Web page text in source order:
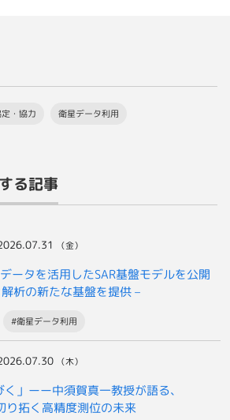
・協力 衛星データ利用
る記事
（金）
ータを活用したSAR基盤モデルを公開
析の新たな基盤を提供 –
#衛星データ利用
（木）
く」ーー中須賀真一教授が語る、
り拓く高精度測位の未来